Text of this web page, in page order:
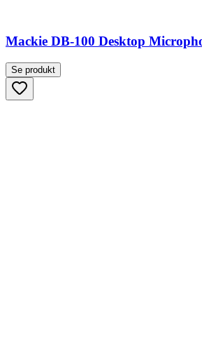
Mackie DB-100 Desktop
Se produkt